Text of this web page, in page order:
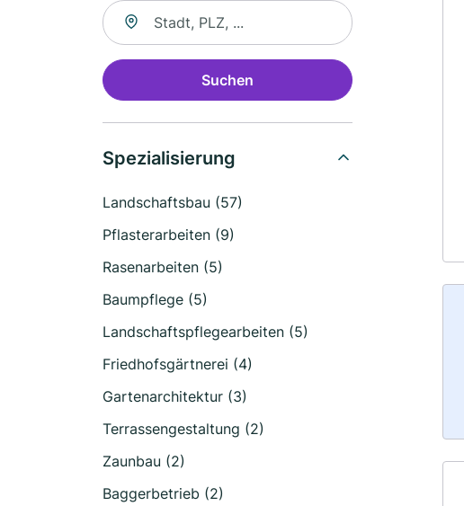
Suche nach Ort
Suchen
Spezialisierung
Landschaftsbau (57)
Pflasterarbeiten (9)
Rasenarbeiten (5)
Baumpflege (5)
Landschaftspflegearbeiten (5)
Friedhofsgärtnerei (4)
Gartenarchitektur (3)
Terrassengestaltung (2)
Zaunbau (2)
Baggerbetrieb (2)